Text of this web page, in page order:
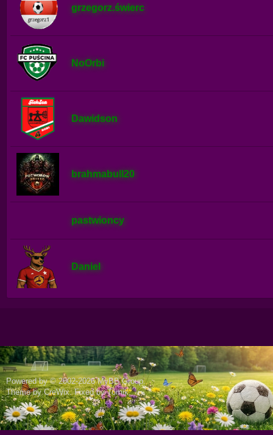
grzegorz.świerc
NoOrbi
Dawidson
brahmabull20
pastwioncy
Daniel
Powered by © 2002-2026MyBB Group.
Theme byCreWix. Fixed byTomik.